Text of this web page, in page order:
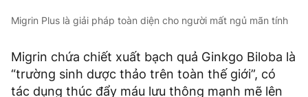
Migrin Plus là giải pháp toàn diện cho người mất ngủ mãn tính
Migrin chứa chiết xuất bạch quả Ginkgo Biloba là
“trường sinh dược thảo trên toàn thế giới”, có
tác dụng thúc đẩy máu lưu thông mạnh mẽ lên